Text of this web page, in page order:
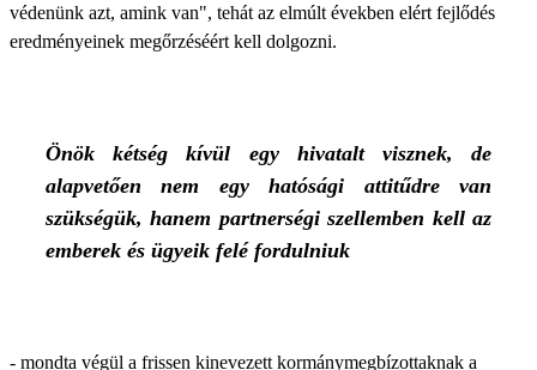
védenünk azt, amink van", tehát az elmúlt években elért fejlődés
eredményeinek megőrzéséért kell dolgozni.
Önök kétség kívül egy hivatalt visznek, de
alapvetően nem egy hatósági attitűdre van
szükségük, hanem partnerségi szellemben kell az
emberek és ügyeik felé fordulniuk
- mondta végül a frissen kinevezett kormánymegbízottaknak a